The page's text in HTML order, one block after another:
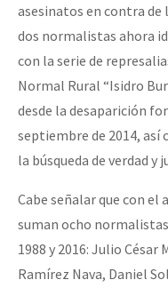
asesinatos en contra de
dos normalistas ahora
con la serie de
Normal Rural “Isidro
desde la desaparición
septiembre de 2014, así
la búsqueda de verdad y
Cabe señalar que con
suman ocho
1988 y 2016: Julio
Ramírez Nava, Daniel